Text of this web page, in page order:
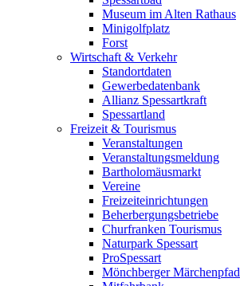
Museum im Alten Rathaus
Minigolfplatz
Forst
Wirtschaft & Verkehr
Standortdaten
Gewerbedatenbank
Allianz Spessartkraft
Spessartland
Freizeit & Tourismus
Veranstaltungen
Veranstaltungsmeldung
Bartholomäusmarkt
Vereine
Freizeiteinrichtungen
Beherbergungsbetriebe
Churfranken Tourismus
Naturpark Spessart
ProSpessart
Mönchberger Märchenpfad